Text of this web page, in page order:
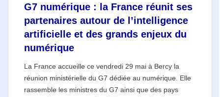
G7 numérique : la France réunit ses
partenaires autour de l’intelligence
artificielle et des grands enjeux du
numérique
La France accueille ce vendredi 29 mai à Bercy la
réunion ministérielle du G7 dédiée au numérique. Elle
rassemble les ministres du G7 ainsi que des pays